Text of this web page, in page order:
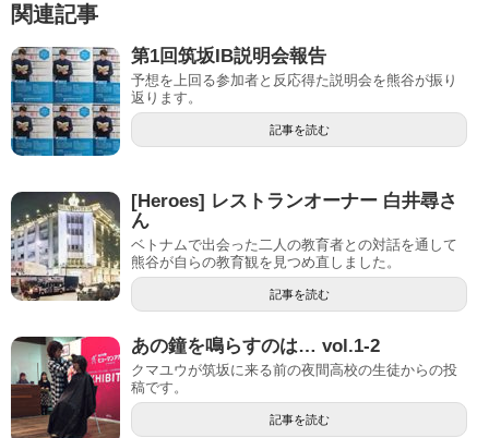
関連記事
第1回筑坂IB説明会報告
予想を上回る参加者と反応得た説明会を熊谷が振り
返ります。
記事を読む
[Heroes] レストランオーナー 白井尋さ
ん
ベトナムで出会った二人の教育者との対話を通して
熊谷が自らの教育観を見つめ直しました。
記事を読む
あの鐘を鳴らすのは… vol.1-2
クマユウが筑坂に来る前の夜間高校の生徒からの投
稿です。
記事を読む